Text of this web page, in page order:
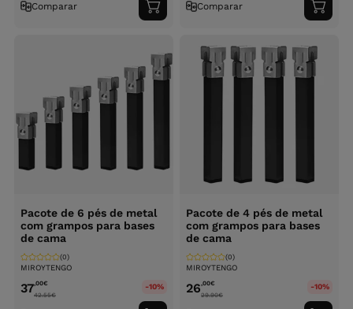
Comparar
Adicionar
ao
Comparar
ao
Pacote de 6 pés de metal
com grampos para bases
de cama
MIROYTENGO
(0)
37,00€
42.55€
-10%
Pacote de 4 pés de metal
com grampos para bases
de cama
MIROYTENGO
(0)
26,00€
29.90€
-10%